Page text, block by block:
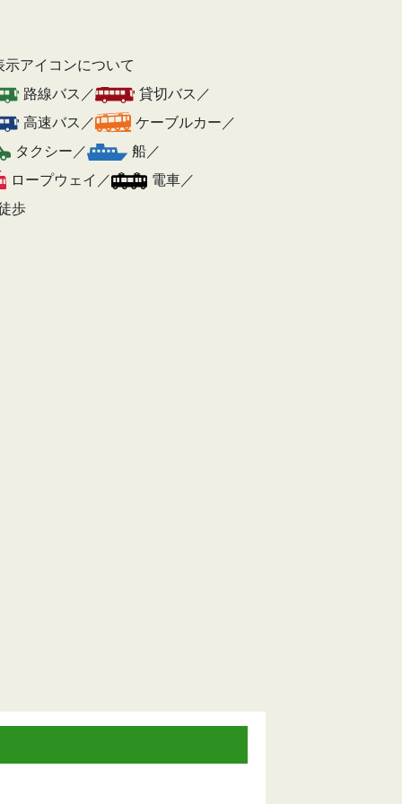
アイコンについて
路線バス／
貸切バス／
高速バス／
ケーブルカー／
タクシー／
船／
ロープウェイ／
電車／
歩